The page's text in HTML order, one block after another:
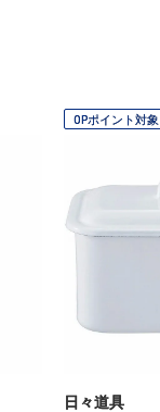
OPポイント対象
日々道具